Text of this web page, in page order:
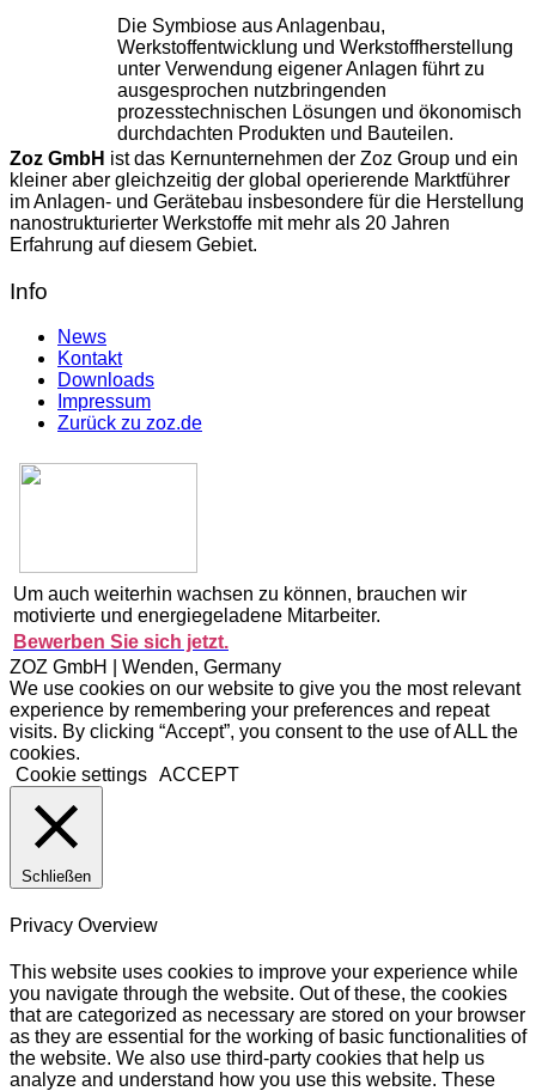
Die Symbiose aus Anlagenbau,
Werkstoffentwicklung und Werkstoffherstellung
unter Verwendung eigener Anlagen führt zu
ausgesprochen nutzbringenden
prozesstechnischen Lösungen und ökonomisch
durchdachten Produkten und Bauteilen.
Zoz GmbH ist das Kernunternehmen der Zoz Group und ein
kleiner aber gleichzeitig der global operierende Marktführer
im Anlagen- und Gerätebau insbesondere für die Herstellung
nanostrukturierter Werkstoffe mit mehr als 20 Jahren
Erfahrung auf diesem Gebiet.
Info
News
Kontakt
Downloads
Impressum
Zurück zu zoz.de
Um auch weiterhin wachsen zu können, brauchen wir
motivierte und energiegeladene Mitarbeiter.
Bewerben Sie sich jetzt.
ZOZ GmbH | Wenden, Germany
We use cookies on our website to give you the most relevant
experience by remembering your preferences and repeat
visits. By clicking “Accept”, you consent to the use of ALL the
cookies.
Cookie settings ACCEPT
Schließen
Privacy Overview
This website uses cookies to improve your experience while
you navigate through the website. Out of these, the cookies
that are categorized as necessary are stored on your browser
as they are essential for the working of basic functionalities of
the website. We also use third-party cookies that help us
analyze and understand how you use this website. These